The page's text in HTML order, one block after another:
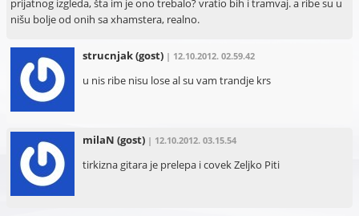
prijatnog izgleda, šta im je ono trebalo? vratio bih i tramvaj. a ribe su u
nišu bolje od onih sa xhamstera, realno.
strucnjak(gost) | 12.10.2012. 02.59.42
u nis ribe nisu lose al su vam trandje krs
milaN (gost) | 12.10.2012. 03.15.54
tirkizna gitara je prelepa i covek Zeljko Piti